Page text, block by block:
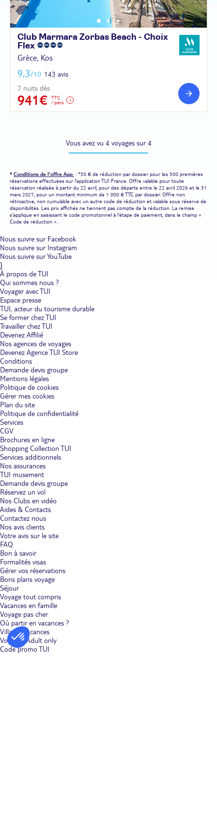
Club Marmara Zorbas Beach - Choix
Flex
Grèce, Kos
9,3/10 143 avis
7 nuits dès
941€
TTC
/ pers.
Vous avez vu 4 voyages sur 4
* Conditions de l'offre App : *30 € de réduction par dossier pour les 500 premières
réservations effectuées sur l'application TUI France. Offre valable pour toute
réservation réalisée à partir du 22 avril, pour des départs entre le 22 avril 2026 et le 31
mars 2027, pour un montant minimum de 1 000 € TTC par dossier. Offre non
rétroactive, non cumulable avec un autre code de réduction et valable sous réserve de
disponibilités. Les prix affichés ne tiennent pas compte de la réduction. La remise
s'applique en saisissant le code promotionnel à l'étape de paiement, dans le champ «
Code de réduction ».
Nous suivre sur Facebook
Nous suivre sur Instagram
Nous suivre sur YouTube
}
À propos de TUI
Qui sommes nous ?
Voyager avec TUI
Espace presse
TUI, acteur du tourisme durable
Se former chez TUI
Travailler chez TUI
Devenez Affilié
Nos agences de voyages
Devenez Agence TUI Store
Conditions
Demande devis groupe
Mentions légales
Politique de cookies
Gérer mes cookies
Plan du site
Politique de confidentialité
Services
CGV
Brochures en ligne
Shopping Collection TUI
Services additionnels
Nos assurances
TUI musement
Demande devis groupe
Réservez un vol
Nos Clubs en vidéo
Aides & Contacts
Contactez nous
Nos avis clients
Votre avis sur le site
FAQ
Bon à savoir
Formalités visas
Gérer vos réservations
Bons plans voyage
Séjour
Voyage tout compris
Vacances en famille
Voyage pas cher
Où partir en vacances ?
Villages vacances
Voyages Adult only
Code promo TUI